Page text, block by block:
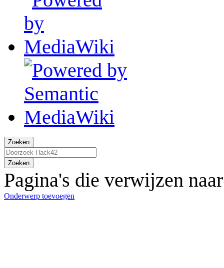
Zoeken
Zoeken
Pagina's die verwijzen
Onderwerp toevoegen